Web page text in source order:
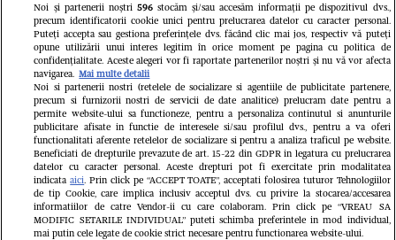
Noi și partenerii noștri 596stocăm și/sau accesăm informații pe dispozitivul dvs.,
precum identificatorii cookie unici pentru prelucrarea datelor cu caracter personal.
Puteți accepta sau gestiona preferințele dvs. făcând clic mai jos, respectiv vă puteți
opune utilizării unui interes legitim în orice moment pe pagina cu politica de
confidențialitate. Aceste alegeri vor fi raportate partenerilor noștri și nu vă vor afecta
navigarea. Mai multe detalii
Noi si partenerii nostri (retelele de socializare si agentiile de publicitate partenere,
precum si furnizorii nostri de servicii de date analitice) prelucram date pentru a
permite website-ului sa functioneze, pentru a personaliza continutul si anunturile
publicitare afisate in functie de interesele si/sau profilul dvs., pentru a va oferi
functionalitati aferente retelelor de socializare si pentru a analiza traficul pe website.
Beneficiati de drepturile prevazute de art. 15-22 din GDPR in legatura cu prelucrarea
datelor cu caracter personal. Aceste drepturi pot fi exercitate prin modalitatea
indicataaici. Prin click pe “ACCEPT TOATE”, acceptati folosirea tuturor Tehnologiilor
de tip Cookie, care implica inclusiv acceptul dvs. cu privire la stocarea/accesarea
informatiilor de catre Vendor-ii cu care colaboram. Prin click pe “VREAU SA
MODIFIC SETARILE INDIVIDUAL” puteti schimba preferintele in mod individual,
mai putin cele legate de cookie strict necesare pentru functionarea website-ului.